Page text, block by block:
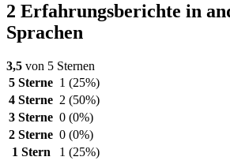
2 Erfahrungsberichte in
Sprachen
3,5 von 5 Sternen
5 Sterne 1 (25%)
4 Sterne 2 (50%)
3 Sterne 0 (0%)
2 Sterne 0 (0%)
1 Stern
1 (25%)